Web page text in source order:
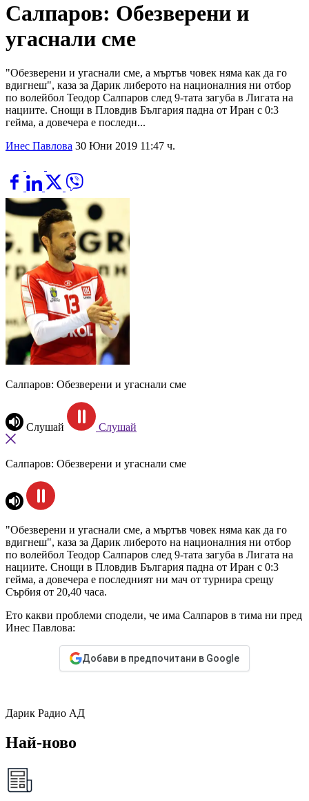
Салпаров: Обезверени и
угаснали сме
"Обезверени и угаснали сме, а мъртъв човек няма как да го
вдигнеш", каза за Дарик либерото на националния ни отбор
по волейбол Теодор Салпаров след 9-тата загуба в Лигата на
нациите. Снощи в Пловдив България падна от Иран с 0:3
гейма, а довечера е последн...
Инес Павлова 30 Юни 2019 11:47 ч.
Салпаров: Обезверени и угаснали сме
Слушай Слушай
Салпаров: Обезверени и угаснали сме
"Обезверени и угаснали сме, а мъртъв човек няма как да го
вдигнеш", каза за Дарик либерото на националния ни отбор
по волейбол Теодор Салпаров след 9-тата загуба в Лигата на
нациите. Снощи в Пловдив България падна от Иран с 0:3
гейма, а довечера е последният ни мач от турнира срещу
Сърбия от 20,40 часа.
Ето какви проблеми сподели, че има Салпаров в тима ни пред
Инес Павлова:
Добави в предпочитани в Google
Дарик Радио АД
Най-ново